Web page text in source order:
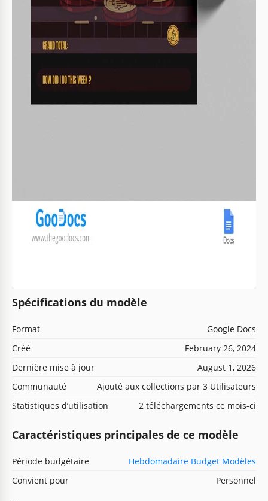
Spécifications du modèle
Format
Google Docs
Créé
February 26, 2024
Dernière mise à jour
August 1, 2026
Communauté
Ajouté aux collections par 3 Utilisateurs
Statistiques d’utilisation
2 téléchargements ce mois-ci
Caractéristiques principales de ce modèle
Période budgétaire
Hebdomadaire Budget Modèles
Convient pour
Personnel